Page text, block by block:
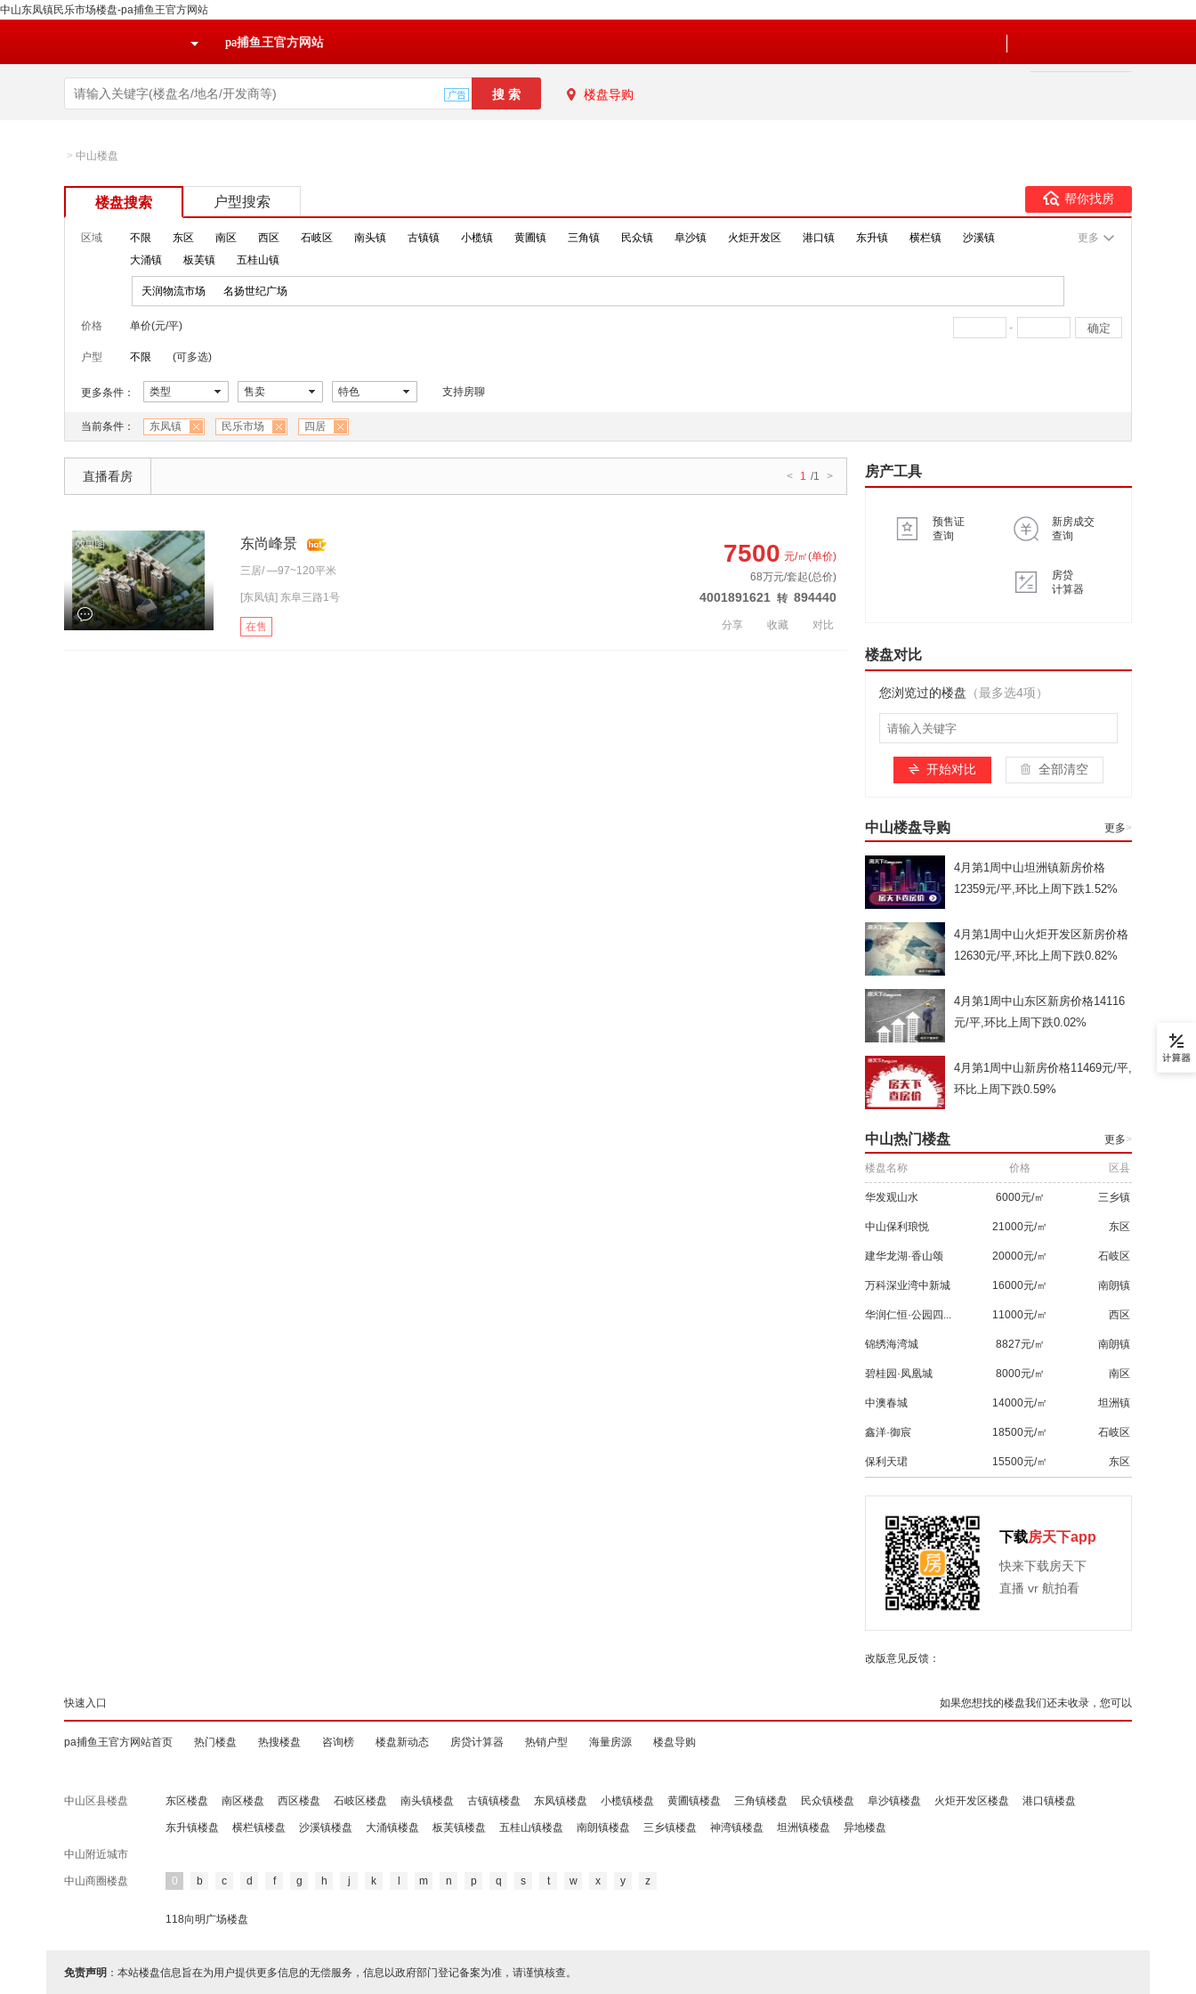
中山东凤镇民乐市场楼盘-pa捕鱼王官方网站
pa捕鱼王官方网站
楼盘导购
> 中山楼盘
楼盘搜索 户型搜索 帮你找房
区域 不限 东区 南区 西区 石岐区 南头镇 古镇镇 小榄镇 黄圃镇 三角镇 民众镇 阜沙镇 火炬开发区 港口镇 东升镇 横栏镇
沙溪镇
大涌镇
板芙镇 五桂山镇
更多
天润物流市场 名扬世纪广场
价格 单价(元/平) -
户型 不限 (可多选)
更多条件： 类型 售卖 特色 支持房聊
当前条件： 东凤镇 民乐市场 四居
直播看房 < 1 /1 >
东尚峰景
三居/ —97~120平米
[东凤镇] 东阜三路1号 4001891621 转 894440
在售
7500 元/㎡(单价)
68万元/套起(总价)
分享 收藏 对比
房产工具
预售证
查询
新房成交
查询
房贷
计算器
楼盘对比
您浏览过的楼盘 （最多选4项）
开始对比 全部清空
中山楼盘导购 更多>
4月第1周中山坦洲镇新房价格
12359元/平,环比上周下跌1.52%
4月第1周中山火炬开发区新房价格
12630元/平,环比上周下跌0.82%
4月第1周中山东区新房价格14116
元/平,环比上周下跌0.02%
4月第1周中山新房价格11469元/平,
环比上周下跌0.59%
中山热门楼盘 更多>
楼盘名称 价格 区县
华发观山水 6000元/㎡ 三乡镇
中山保利琅悦 21000元/㎡ 东区
建华龙湖·香山颂 20000元/㎡ 石岐区
万科深业湾中新城 16000元/㎡ 南朗镇
华润仁恒·公园四... 11000元/㎡ 西区
锦绣海湾城 8827元/㎡ 南朗镇
碧桂园·凤凰城 8000元/㎡ 南区
中澳春城 14000元/㎡ 坦洲镇
鑫洋·御宸 18500元/㎡ 石岐区
保利天珺 15500元/㎡ 东区
下载房天下app
快来下载房天下
直播 vr 航拍看
改版意见反馈：
如果您想找的楼盘我们还未收录，您可以
快速入口
pa捕鱼王官方网站首页 热门楼盘 热搜楼盘 咨询榜 楼盘新动态 房贷计算器 热销户型 海量房源 楼盘导购
中山区县楼盘 东区楼盘 南区楼盘 西区楼盘 石岐区楼盘 南头镇楼盘 古镇镇楼盘 东凤镇楼盘 小榄镇楼盘 黄圃镇楼盘 三角镇楼盘 民众镇楼盘 阜沙镇楼盘 火炬开发区楼盘 港口镇楼盘
东升镇楼盘 横栏镇楼盘 沙溪镇楼盘 大涌镇楼盘 板芙镇楼盘 五桂山镇楼盘 南朗镇楼盘 三乡镇楼盘 神湾镇楼盘 坦洲镇楼盘 异地楼盘
中山附近城市
中山商圈楼盘 0 b c d f g h j k m n p q s t w x y z
118向明广场楼盘
免责声明 ：本站楼盘信息旨在为用户提供更多信息的无偿服务，信息以政府部门登记备案为准，请谨慎核查。